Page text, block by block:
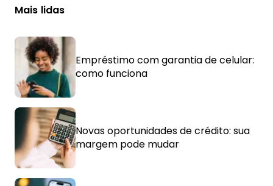
Mais lidas
Empréstimo com garantia de celular:
como funciona
Novas oportunidades de crédito: sua
margem pode mudar